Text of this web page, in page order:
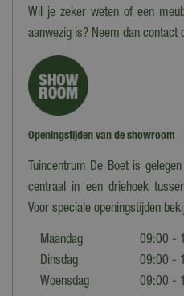
Wil je zeker weten of een
aanwezig is? Neem dan contact
Openingstijden van de showroom
Tuincentrum De Boet is
centraal in een driehoek
Voor speciale openingstijden
Maandag
09:00 -
Dinsdag
09:00 -
Woensdag
09:00 -